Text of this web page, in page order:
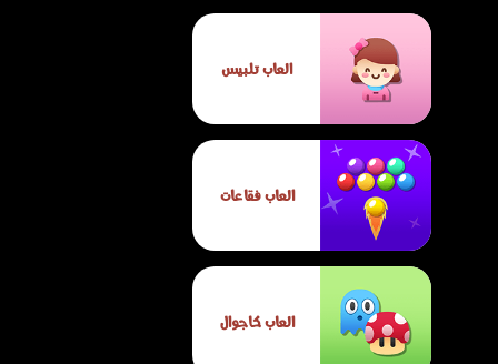
العاب تلبيس
العاب فقاعات
العاب كاجوال